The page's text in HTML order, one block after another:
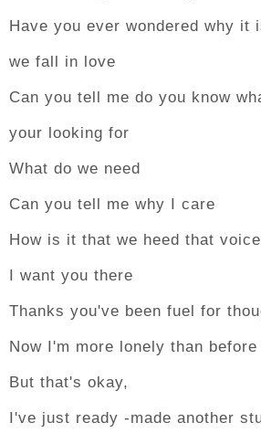
Have you ever wondered why it
we fall in love
Can you tell me do you know
your looking for
What do we need
Can you tell me why I care
How is it that we heed that
I want you there
Thanks you've been fuel for
Now I'm more lonely than before
But that's okay,
I've just ready -made another